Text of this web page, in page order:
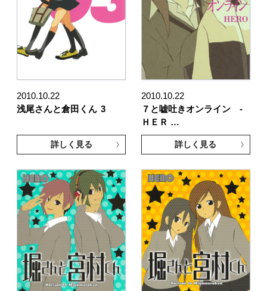
2010.10.22
浅尾さんと倉田くん 3
詳しく見る
2010.10.22
７と嘘吐きオンライン -
ＨＥＲ …
詳しく見る